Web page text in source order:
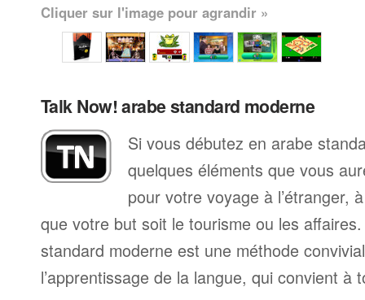
Cliquer sur l'image pour agrandir »
Talk Now! arabe standard moderne
Si vous débutez en arabe
quelques éléments que vous
pour votre voyage à l’étranger,
que votre but soit le tourisme ou les
standard moderne est une méthode
l’apprentissage de la langue, qui convient à